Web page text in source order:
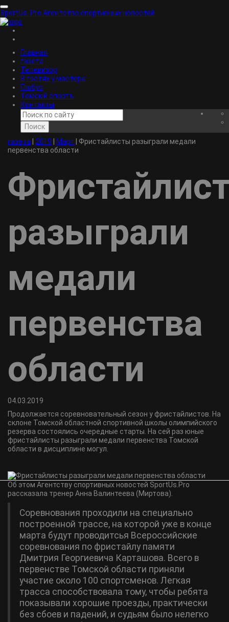
SportUs. Pro Агентство спортивных новостей
Главная
газета
Телевизор
В гостях у мастера
Глобус
Томскiй спортъ
Контакты
Поиск
газета
2019 Март
Фристайлисты разыграли медали
первенства области
разыграли
медали
первенства
области
04.03.2019
Продолжается соревновательный сезон у фристайлистов. На
склоне Томской областной спортивной школы олимпийского
резерва состоялись очередные старты. На сей раз юные
фристайлисты разыграли медали первенства Томской
области в дисциплине могул.
Об этом Агентству спортивных новостей SportUs.Pro
рассказала тренер Анна Валинтеева (Миртова).
Соревнования проходили на специально
построенной трассе, на которой уже в конце
марта будут проводитсья Всероссийские
соревнования по фристайлу памяти
Дмитрия Георгиевича Карташова. Всего в
первенстве Томской области приняли
участие около 100 спортсменов. Легкая
трасса способствовала тому, чтобы ребята
показывали хорошие проезды, практически
без сбоев и падений, и судьям было нелегко